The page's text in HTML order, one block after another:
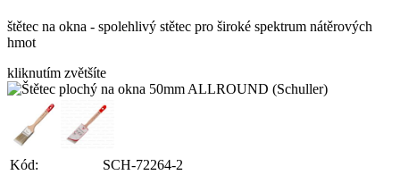
štětec na okna - spolehlivý stětec pro široké spektrum nátěrových
hmot
kliknutím zvětšíte
Kód:
SCH-72264-2